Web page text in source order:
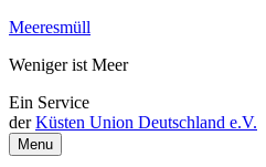
Weiter
Inhalt
Meeresmüll
Weniger ist Meer
Ein Service
derKüsten Union Deutschland e.V.
Menu